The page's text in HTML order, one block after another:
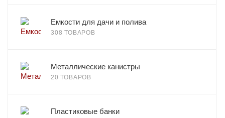
Емкости для дачи и полива
308 ТОВАРОВ
Металлические канистры
20 ТОВАРОВ
Пластиковые банки